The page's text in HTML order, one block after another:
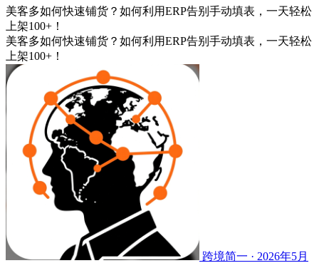
美客多如何快速铺货？如何利用ERP告别手动填表，一天轻松
上架100+！
美客多如何快速铺货？如何利用ERP告别手动填表，一天轻松
上架100+！
跨境简一 · 2026年5月